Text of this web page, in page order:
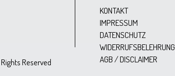
KONTAKT
IMPRESSUM
DATENSCHUTZ
WIDERRUFSBELEHRUNG
AGB / DISCLAIMER
Rights Reserved